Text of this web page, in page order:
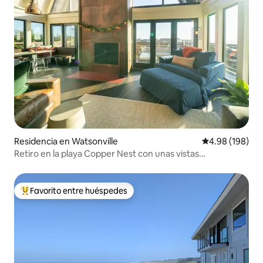
Residencia en Watsonville Calificación
4.98 (198)
Retiro en la playa Copper Nest con unas vistas
De los mejores en Favorito entre huéspedes
Favorito entre huéspedes